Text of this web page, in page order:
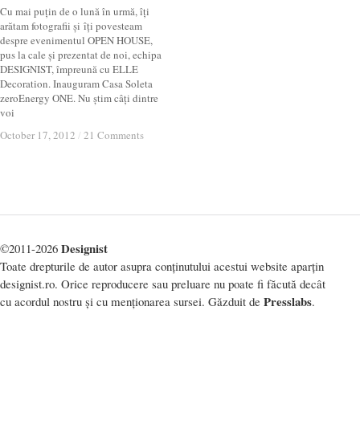
Cu mai puțin de o lună în urmă, îți
arătam fotografii și îți povesteam
despre evenimentul OPEN HOUSE,
pus la cale și prezentat de noi, echipa
DESIGNIST, împreună cu ELLE
Decoration. Inauguram Casa Soleta
zeroEnergy ONE. Nu știm câți dintre
voi
October 17, 2012 / 21 Comments
October 17, 2012 / 21 Comments
©2011-2026 Designist
Toate drepturile de autor asupra conținutului acestui website aparțin
designist.ro. Orice reproducere sau preluare nu poate fi făcută decât
cu acordul nostru și cu menționarea sursei. Găzduit de Presslabs.